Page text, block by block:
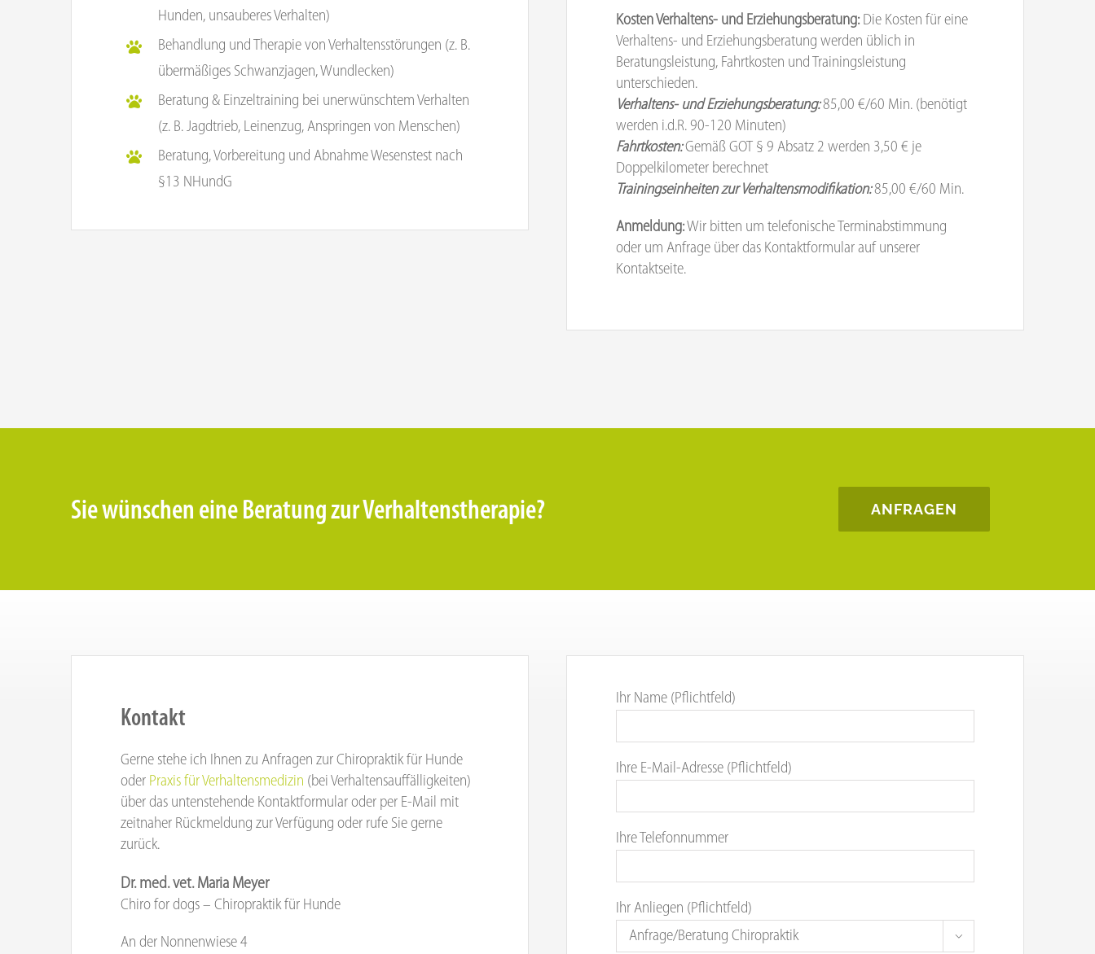
Hunden, unsauberes Verhalten)
Behandlung und Therapie von Verhaltensstörungen (z. B.
übermäßiges Schwanzjagen, Wundlecken)
Beratung & Einzeltraining bei unerwünschtem Verhalten
(z. B. Jagdtrieb, Leinenzug, Anspringen von Menschen)
Beratung, Vorbereitung und Abnahme Wesenstest nach
§13 NHundG
Kosten Verhaltens- und Erziehungsberatung: Die Kosten für eine
Verhaltens- und Erziehungsberatung werden üblich in
Beratungsleistung, Fahrtkosten und Trainingsleistung
unterschieden.
Verhaltens- und Erziehungsberatung:85,00 €/60 Min. (benötigt
werden i.d.R. 90-120 Minuten)
Fahrtkosten:Gemäß GOT § 9 Absatz 2 werden 3,50 € je
Doppelkilometer berechnet
Trainingseinheiten zur Verhaltensmodifikation:85,00 €/60 Min.
Anmeldung: Wir bitten um telefonische Terminabstimmung
oder um Anfrage über das Kontaktformular auf unserer
Kontaktseite.
Sie wünschen eine Beratung zur Verhaltenstherapie? ANFRAGEN
Kontakt
Gerne stehe ich Ihnen zu Anfragen zur Chiropraktik für Hunde
oder Praxis für Verhaltensmedizin (bei Verhaltensauffälligkeiten)
über das untenstehende Kontaktformular oder per E-Mail mit
zeitnaher Rückmeldung zur Verfügung oder rufe Sie gerne
zurück.
Dr. med. vet. Maria Meyer
Chiro for dogs – Chiropraktik für Hunde
An der Nonnenwiese 4
Ihr Name (Pflichtfeld)
Ihre E-Mail-Adresse (Pflichtfeld)
Ihre Telefonnummer
Ihr Anliegen (Pflichtfeld)
